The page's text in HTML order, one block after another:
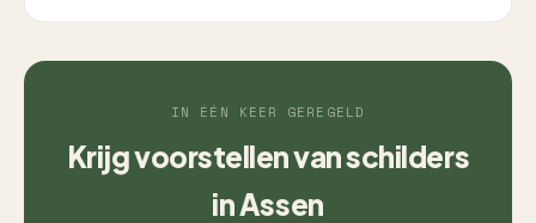
IN ÉÉN KEER GEREGELD
Krijg voorstellen van schilders
in Assen